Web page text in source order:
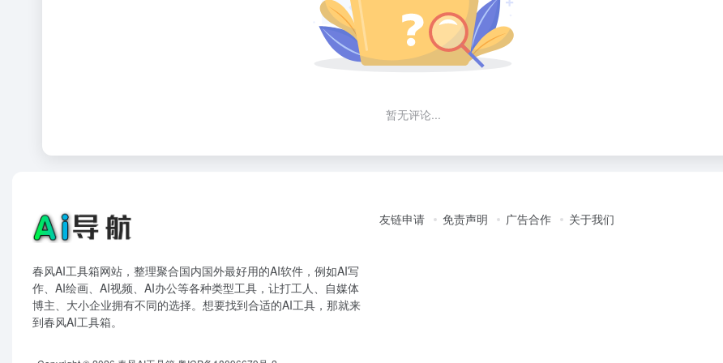
暂无评论...
春风AI工具箱网站，整理聚合国内国外最好用的AI软件，例如AI写
作、AI绘画、AI视频、AI办公等各种类型工具，让打工人、自媒体
博主、大小企业拥有不同的选择。想要找到合适的AI工具，那就来
到春风AI工具箱。
友链申请 免责声明 广告合作 关于我们